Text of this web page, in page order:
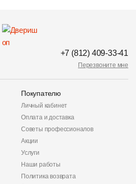
+7 (812) 409-33-41
Перезвоните мне
Покупателю
Личный кабинет
Оплата и доставка
Советы профессионалов
Акции
Услуги
Наши работы
Политика возврата